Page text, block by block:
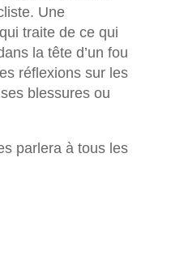
Une
traite de ce qui
la tête d’un fou
réflexions sur les
blessures ou
parlera à tous les